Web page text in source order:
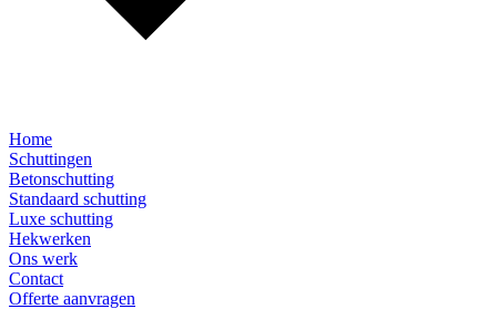
Home
Schuttingen
Betonschutting
Standaard schutting
Luxe schutting
Hekwerken
Ons werk
Contact
Offerte aanvragen